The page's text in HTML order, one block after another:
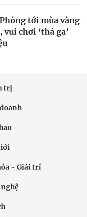
tới mùa vàng
vui chơi ‘thả ga’
trị
- Giải trí